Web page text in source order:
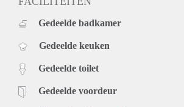
Gedeelde badkamer
Gedeelde keuken
Gedeelde toilet
Gedeelde voordeur